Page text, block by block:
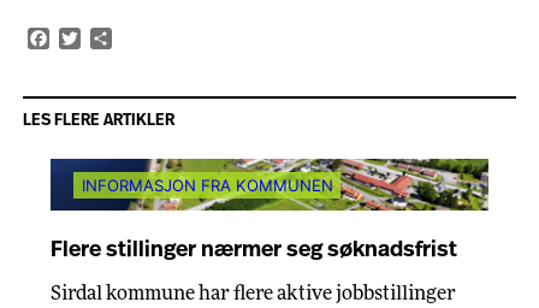
Facebook
Twitter
LES FLERE ARTIKLER
INFORMASJON FRA KOMMUNEN
Flere stillinger nærmer seg søknadsfrist
Sirdal kommune har flere aktive jobbstillinger